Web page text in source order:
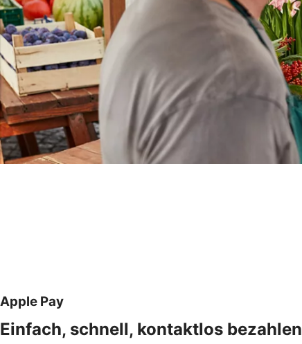
Apple Pay
Einfach, schnell, kontaktlos bezahlen